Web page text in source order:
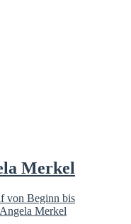
Merkel